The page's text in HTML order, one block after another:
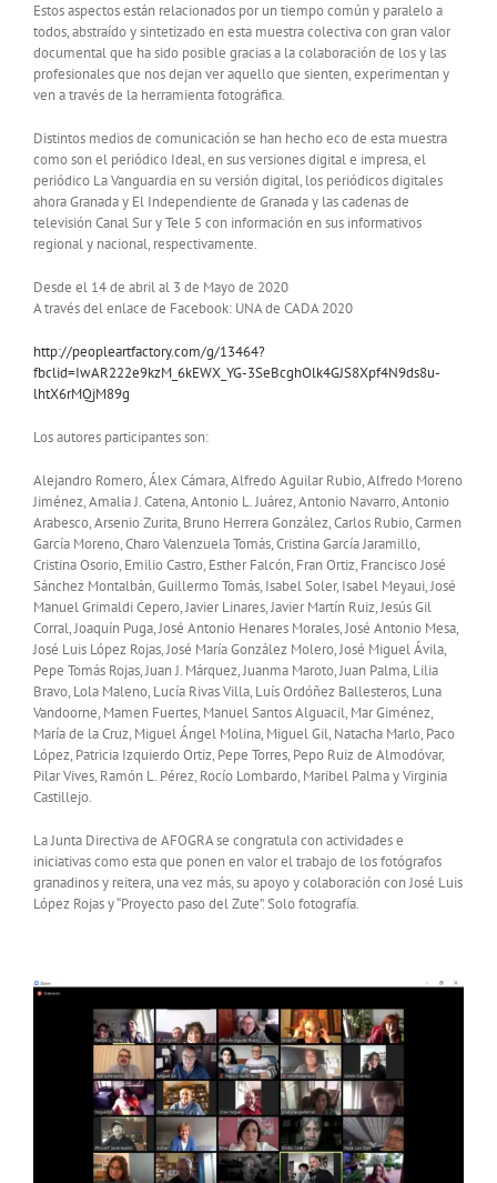
Estos aspectos están relacionados por un tiempo común y paralelo a
todos, abstraído y sintetizado en esta muestra colectiva con gran valor
documental que ha sido posible gracias a la colaboración de los y las
profesionales que nos dejan ver aquello que sienten, experimentan y
ven a través de la herramienta fotográfica.
Distintos medios de comunicación se han hecho eco de esta muestra
como son el periódico Ideal, en sus versiones digital e impresa, el
periódico La Vanguardia en su versión digital, los periódicos digitales
ahora Granada y El Independiente de Granada y las cadenas de
televisión Canal Sur y Tele 5 con información en sus informativos
regional y nacional, respectivamente.
Desde el 14 de abril al 3 de Mayo de 2020
A través del enlace de Facebook: UNA de CADA 2020
http://peopleartfactory.com/g/13464?
fbclid=IwAR222e9kzM_6kEWX_YG-3SeBcghOlk4GJS8Xpf4N9ds8u-
lhtX6rMQjM89g
Los autores participantes son:
Alejandro Romero, Álex Cámara, Alfredo Aguilar Rubio, Alfredo Moreno
Jiménez, Amalia J. Catena, Antonio L. Juárez, Antonio Navarro, Antonio
Arabesco, Arsenio Zurita, Bruno Herrera González, Carlos Rubio, Carmen
García Moreno, Charo Valenzuela Tomás, Cristina García Jaramillo,
Cristina Osorio, Emilio Castro, Esther Falcón, Fran Ortiz, Francisco José
Sánchez Montalbán, Guillermo Tomás, Isabel Soler, Isabel Meyaui, José
Manuel Grimaldi Cepero, Javier Linares, Javier Martín Ruiz, Jesús Gil
Corral, Joaquín Puga, José Antonio Henares Morales, José Antonio Mesa,
José Luis López Rojas, José María González Molero, José Miguel Ávila,
Pepe Tomás Rojas, Juan J. Márquez, Juanma Maroto, Juan Palma, Lilia
Bravo, Lola Maleno, Lucía Rivas Villa, Luís Ordóñez Ballesteros, Luna
Vandoorne, Mamen Fuertes, Manuel Santos Alguacil, Mar Giménez,
María de la Cruz, Miguel Ángel Molina, Miguel Gil, Natacha Marlo, Paco
López, Patricia Izquierdo Ortiz, Pepe Torres, Pepo Ruiz de Almodóvar,
Pilar Vives, Ramón L. Pérez, Rocío Lombardo, Maribel Palma y Virginia
Castillejo.
La Junta Directiva de AFOGRA se congratula con actividades e
iniciativas como esta que ponen en valor el trabajo de los fotógrafos
granadinos y reitera, una vez más, su apoyo y colaboración con José Luis
López Rojas y “Proyecto paso del Zute”. Solo fotografía.